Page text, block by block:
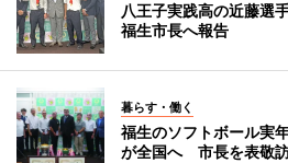
八王子実践高の近藤選
福生市長へ報告
暮らす・働く
福生のソフトボール実
が全国へ 市長を表敬